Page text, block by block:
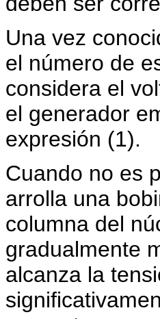
Una vez
el número de
considera el
el generador
expresión (1).
Cuando no es
arrolla una
columna del
gradualmente
alcanza la